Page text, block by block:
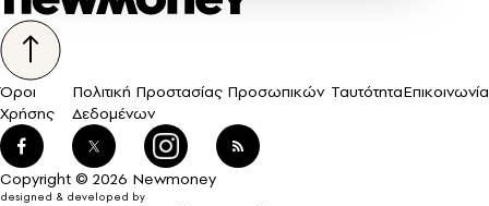
Όροι
Χρήσης
Πολιτική Προστασίας Προσωπικών
Δεδομένων
ΤαυτότηταΕπικοινωνία
Copyright © 2026 Newmoney
designed & developed by